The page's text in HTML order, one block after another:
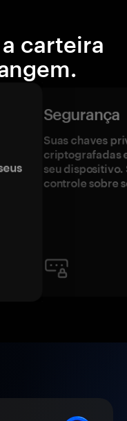
carteira
Segurança
Suas chaves
criptografadas
seu dispositivo.
controle sobre